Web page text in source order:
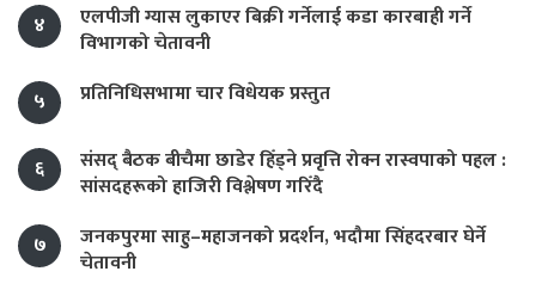
४
एलपीजी ग्यास लुकाएर बिक्री गर्नेलाई कडा कारबाही गर्ने
विभागको चेतावनी
५
प्रतिनिधिसभामा चार विधेयक प्रस्तुत
६
संसद् बैठक बीचैमा छाडेर हिँड्ने प्रवृत्ति रोक्न रास्वपाको पहल :
सांसदहरूको हाजिरी विश्लेषण गरिँदै
७
जनकपुरमा साहु–महाजनको प्रदर्शन, भदौमा सिंहदरबार घेर्ने
चेतावनी